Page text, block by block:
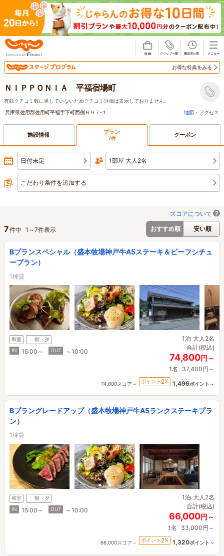
お得な特典をみる
ＮＩＰＰＯＮＩＡ 平福宿場町
有効クチコミ数に達していないためクチコミ評価は表示しておりません。
兵庫県佐用郡佐用町平福字下町西側６９７‐１
地図・アクセス
施設情報 プラン
7件 クーポン
日付未定 1部屋 大人2名
こだわり条件を追加する
スコアについて
おすすめ順
安い順
7件中 1 ～7件表示
Bプランスペシャル（盛本牧場神戸牛A5ステーキ＆ビーフシチュ
ープラン）
1棟貸
和室
朝・夕
IN
15:00～ OUT ～10:00
1泊 大人2名
合計(税込)
74,800円～
1名 37,400円～
74,800スコア～ ポイント 2% 1,496ポイント～
Bプラングレードアップ（盛本牧場神戸牛A5ランクステーキプラ
ン）
1棟貸
和室
朝・夕
IN
15:00～ OUT ～10:00
1泊 大人2名
合計(税込)
66,000円～
1名 33,000円～
66,000スコア～ ポイント 2% 1,320ポイント～